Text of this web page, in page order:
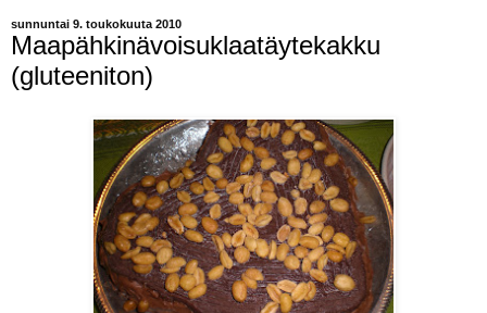
sunnuntai 9. toukokuuta 2010
Maapähkinävoisuklaatäytekakku
(gluteeniton)